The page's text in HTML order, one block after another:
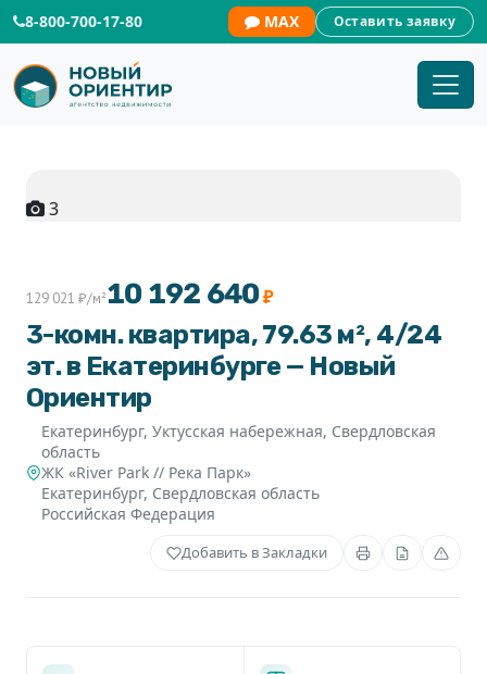
8-800-700-17-80 MAX Оставить заявку
3
3-комн. квартира, 79.63 м², 4/24
эт. в Екатеринбурге — Новый
Ориентир
Екатеринбург, Уктусская набережная, Свердловская
область
ЖК «River Park // Река Парк»
Екатеринбург, Свердловская область
Российская Федерация
129 021 ₽/м²10 192 640 ₽
Добавить в Закладки